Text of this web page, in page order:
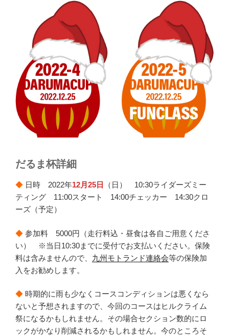
だるま杯詳細
◆ 日時 2022年12月25日
（日） 10:30ライダーズミー
ティング 11:00スタート 14:00チェッカー 14:30クロ
ーズ（予定）
◆ 参加料 5000円（走行料込・昼食は各自ご用意くださ
い） ※当日10:30までに受付でお支払いください。保険
料は含みませんので、 九州モトランド連絡会等の保険加
入をお勧めします。
◆ 時期的に雨も少なくコースコンディションは悪くなら
ないと予想されますので、今回のコースはヒルクライム
祭になるかもしれません。その場合セクション数的にロ
ックがかなり削減されるかもしれません。今のところそ